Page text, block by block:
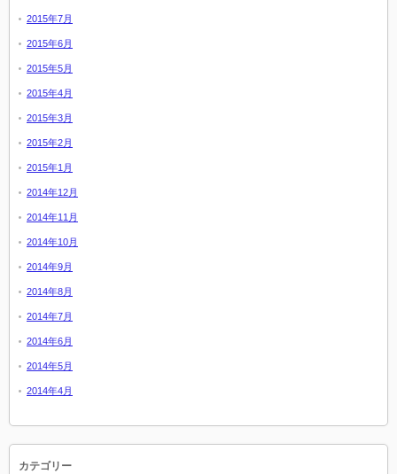
2015年7月
2015年6月
2015年5月
2015年4月
2015年3月
2015年2月
2015年1月
2014年12月
2014年11月
2014年10月
2014年9月
2014年8月
2014年7月
2014年6月
2014年5月
2014年4月
カテゴリー